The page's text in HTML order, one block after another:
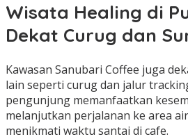
Wisata Healing di
Dekat Curug dan
Kawasan Sanubari Coffee juga
lain seperti curug dan jalur
pengunjung memanfaatkan
melanjutkan perjalanan ke area
menikmati waktu santai di cafe.